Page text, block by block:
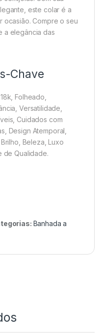
este colar é a
ocasião. Compre o seu
a elegância das
Chave
Folheado,
Versatilidade,
Cuidados com
Design Atemporal,
Beleza, Luxo
de Qualidade.
Banhada a